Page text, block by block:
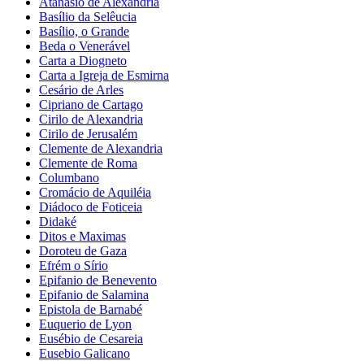
Basílio da Selêucia
Basílio, o Grande
Beda o Venerável
Carta a Diogneto
Carta a Igreja de Esmirna
Cesário de Arles
Cipriano de Cartago
Cirilo de Alexandria
Cirilo de Jerusalém
Clemente de Alexandria
Clemente de Roma
Columbano
Cromácio de Aquiléia
Diádoco de Foticeia
Didaké
Ditos e Maximas
Doroteu de Gaza
Efrém o Sírio
Epifanio de Benevento
Epifanio de Salamina
Epistola de Barnabé
Euquerio de Lyon
Eusébio de Cesareia
Eusebio Galicano